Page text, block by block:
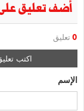
أضف تعليق
0 تعليق
اكتب
الإسم